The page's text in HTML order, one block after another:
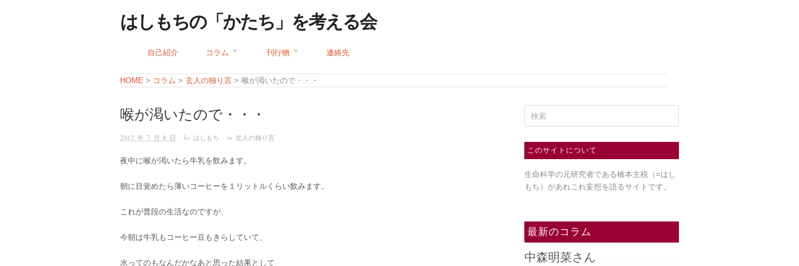
はしもちの「かたち」を考える会
自己紹介 コラム 刊行物 連絡先
HOME > コラム > 玄人の独り言 > 喉が渇いたので・・・
喉が渇いたので・・・
2012 年 7 月 8 日 · by はしもち · in 玄人の独り言
夜中に喉が渇いたら牛乳を飲みます。
朝に目覚めたら薄いコーヒーを１リットルくらい飲みます。
これが普段の生活なのですが、
今朝は牛乳もコーヒー豆もきらしていて、
水ってのもなんだかなあと思った結果として
このサイトについて
生命科学の元研究者である橋本主税（=はし
もち） があれこれ妄想を語るサイトです。
最新のコラム
中森明菜さん